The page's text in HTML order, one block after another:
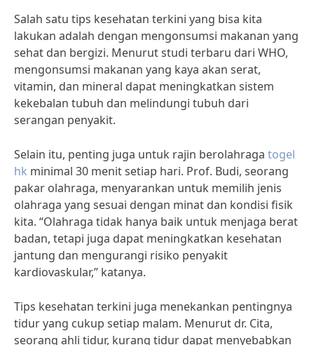
Salah satu tips kesehatan terkini yang bisa kita
lakukan adalah dengan mengonsumsi makanan yang
sehat dan bergizi. Menurut studi terbaru dari WHO,
mengonsumsi makanan yang kaya akan serat,
vitamin, dan mineral dapat meningkatkan sistem
kekebalan tubuh dan melindungi tubuh dari
serangan penyakit.
Selain itu, penting juga untuk rajin berolahraga togel
hk minimal 30 menit setiap hari. Prof. Budi, seorang
pakar olahraga, menyarankan untuk memilih jenis
olahraga yang sesuai dengan minat dan kondisi fisik
kita. “Olahraga tidak hanya baik untuk menjaga berat
badan, tetapi juga dapat meningkatkan kesehatan
jantung dan mengurangi risiko penyakit
kardiovaskular,” katanya.
Tips kesehatan terkini juga menekankan pentingnya
tidur yang cukup setiap malam. Menurut dr. Cita,
seorang ahli tidur, kurang tidur dapat menyebabkan